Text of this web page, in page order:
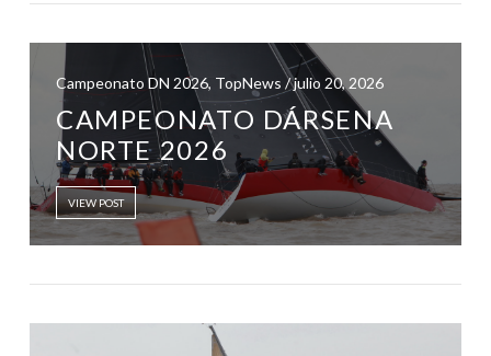
Campeonato DN 2026, TopNews / julio 20, 2026
CAMPEONATO DÁRSENA
NORTE 2026
VIEW POST